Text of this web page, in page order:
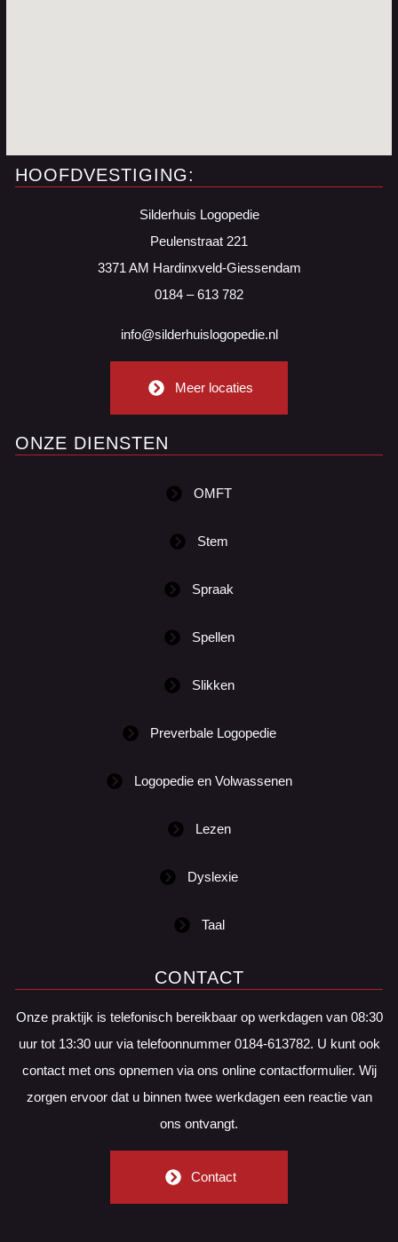
HOOFDVESTIGING:
Silderhuis Logopedie
Peulenstraat 221
3371 AM Hardinxveld-Giessendam
0184 – 613 782
info@silderhuislogopedie.nl
Meer locaties
ONZE DIENSTEN
OMFT
Stem
Spraak
Spellen
Slikken
Preverbale Logopedie
Logopedie en Volwassenen
Lezen
Dyslexie
Taal
CONTACT
Onze praktijk is telefonisch bereikbaar op werkdagen van 08:30
uur tot 13:30 uur via telefoonnummer 0184-613782. U kunt ook
contact met ons opnemen via ons online contactformulier. Wij
zorgen ervoor dat u binnen twee werkdagen een reactie van
ons ontvangt.
Contact